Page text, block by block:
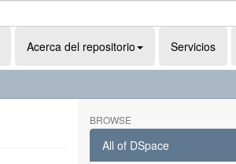
Acerca del repositorio Servicios
BROWSE
All of DSpace